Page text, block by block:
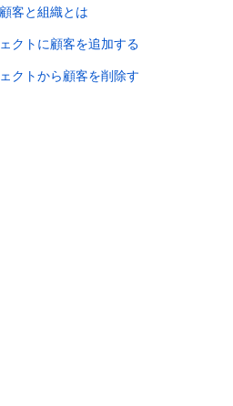
客と組織とは
クトに顧客を追加する
クトから顧客を削除す